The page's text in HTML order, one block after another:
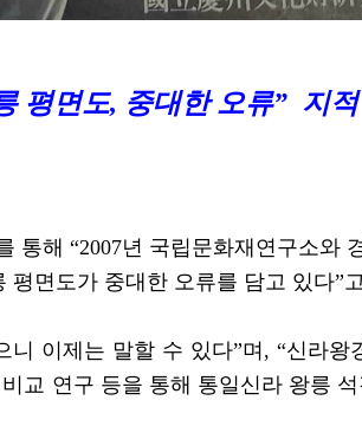
평면도, 중대한 오류” 지적
통해 “2007년 국립문화재연구소와
면도가 중대한 오류를 담고 있다”
이제는 말할 수 있다”며, “신라왕
교 연구 등을 통해 통일신라 왕릉